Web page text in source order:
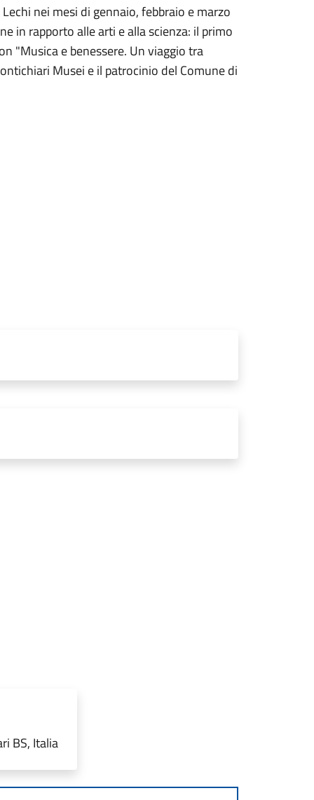
nei mesi di gennaio, febbraio e marzo
in rapporto alle arti e alla scienza: il primo
"Musica e benessere. Un viaggio tra
Musei e il patrocinio del Comune di
BS, Italia